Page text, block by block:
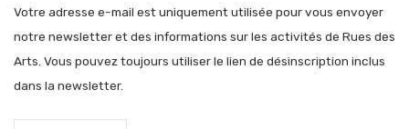
Votre adresse e-mail est uniquement utilisée pour vous envoyer
notre newsletter et des informations sur les activités de Rues des
Arts. Vous pouvez toujours utiliser le lien de désinscription inclus
dans la newsletter.